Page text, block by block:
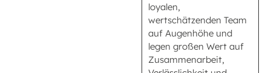
loyalen,
wertschätzenden Team
auf Augenhöhe und
legen großen Wert auf
Zusammenarbeit,